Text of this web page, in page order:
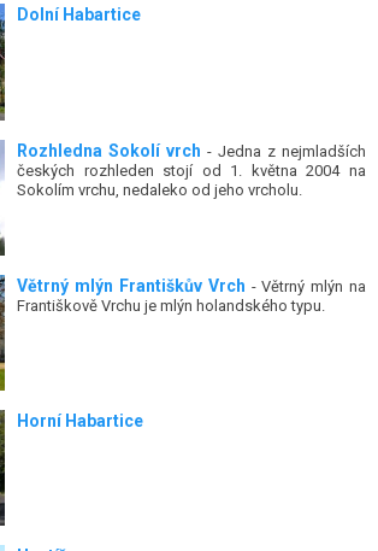
Dolní Habartice
Rozhledna Sokolí vrch - Jedna z nejmladších
českých rozhleden stojí od 1. května 2004 na
Sokolím vrchu, nedaleko od jeho vrcholu.
Větrný mlýn Františkův Vrch - Větrný mlýn na
Františkově Vrchu je mlýn holandského typu.
Horní Habartice